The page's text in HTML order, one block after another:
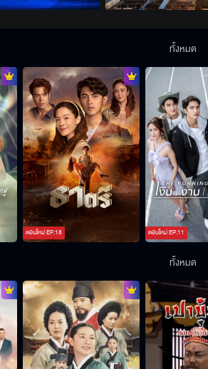
ตอนใหม่EP.18 ตอนใหม่EP.11
ทั้งหมด
ทั้งหมด